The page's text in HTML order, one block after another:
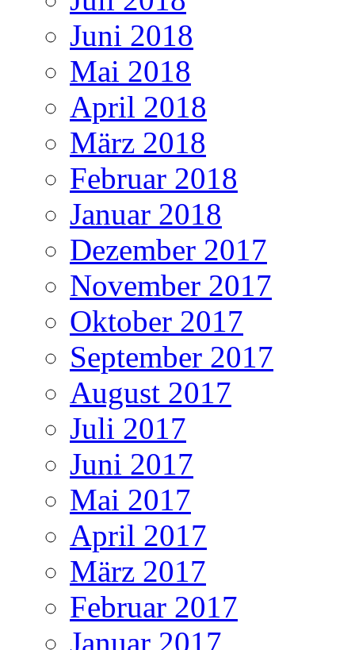
Juni 2018
Mai 2018
April 2018
März 2018
Februar 2018
Januar 2018
Dezember 2017
November 2017
Oktober 2017
September 2017
August 2017
Juli 2017
Juni 2017
Mai 2017
April 2017
März 2017
Februar 2017
Januar 2017